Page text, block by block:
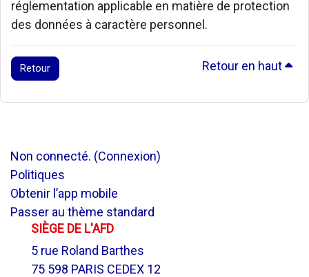
réglementation applicable en matière de protection
des données à caractère personnel.
Retour Retour en haut
Non connecté. (Connexion)
Politiques
Obtenir l’app mobile
Passer au thème standard
SIÈGE DE L'AFD
5 rue Roland Barthes
75 598 PARIS CEDEX 12